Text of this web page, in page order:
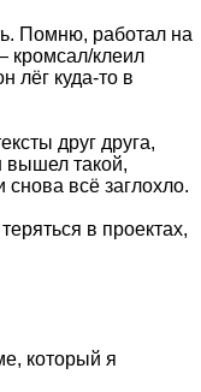
Помню, работал на
кромсал/клеил
лёг куда-то в
друг друга,
вышел такой,
всё заглохло.
в проектах,
который я